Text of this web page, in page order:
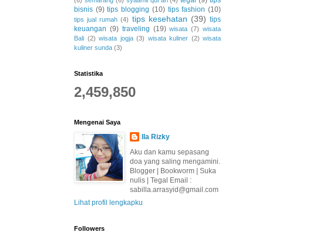
bisnis (9) tips blogging (10) tips fashion (10)
tips jual rumah (4) tips kesehatan (39) tips
keuangan (9) traveling (19) wisata (7) wisata
Bali (2) wisata jogja (3) wisata kuliner (2) wisata
kuliner sunda (3)
Statistika
2,459,850
Mengenai Saya
Ila Rizky
Aku dan kamu sepasang
doa yang saling mengamini.
Blogger | Bookworm | Suka
nulis | Tegal Email :
sabilla.arrasyid@gmail.com
Lihat profil lengkapku
Followers